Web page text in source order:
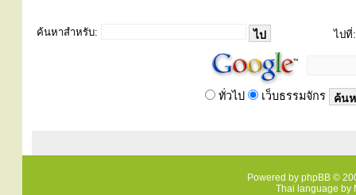
ค้นหาสำหรับ: ไปที่:
ทั่วไป เว็บธรรมจักร
Powered by phpBB ©
Thai language by